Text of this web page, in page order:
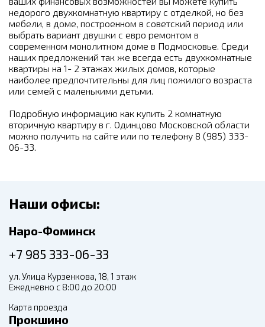
недорого двухкомнатную квартиру с отделкой, но без
мебели, в доме, построенном в советский период или
выбрать вариант двушки с евро ремонтом в
современном монолитном доме в Подмосковье. Среди
наших предложений так же всегда есть двухкомнатные
квартиры на 1- 2 этажах жилых домов, которые
наиболее предпочтительны для лиц пожилого возраста
или семей с маленькими детьми.
Подробную информацию как купить 2 комнатную
вторичную квартиру в г. Одинцово Московской области
можно получить на сайте или по телефону 8 (985) 333-
06-33.
Наши офисы:
Наро-Фоминск
+7 985 333-06-33
ул. Улица Курзенкова, 18, 1 этаж
Ежедневно с 8:00 до 20:00
Карта проезда
Прокшино